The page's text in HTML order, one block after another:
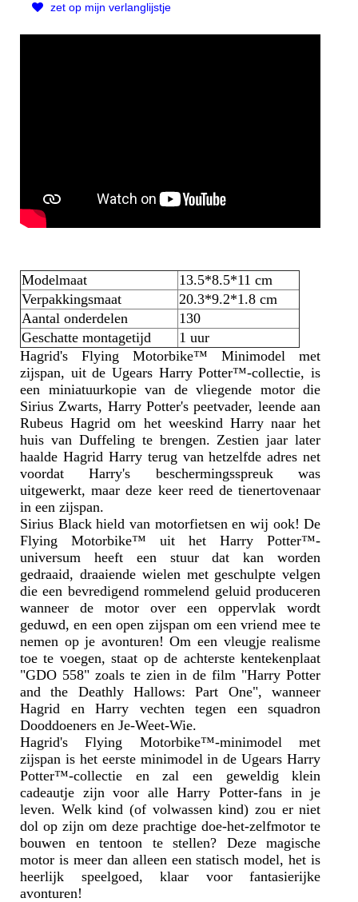
zet op mijn verlanglijstje
Modelmaat
13.5*8.5*11 cm
Verpakkingsmaat
20.3*9.2*1.8 cm
Aantal onderdelen
130
Geschatte montagetijd
1 uur
Hagrid's Flying Motorbike™ Minimodel met
zijspan, uit de Ugears Harry Potter™-collectie, is
een miniatuurkopie van de vliegende motor die
Sirius Zwarts, Harry Potter's peetvader, leende aan
Rubeus Hagrid om het weeskind Harry naar het
huis van Duffeling te brengen. Zestien jaar later
haalde Hagrid Harry terug van hetzelfde adres net
voordat Harry's beschermingsspreuk was
uitgewerkt, maar deze keer reed de tienertovenaar
in een zijspan.
Sirius Black hield van motorfietsen en wij ook! De
Flying Motorbike™ uit het Harry Potter™-
universum heeft een stuur dat kan worden
gedraaid, draaiende wielen met geschulpte velgen
die een bevredigend rommelend geluid produceren
wanneer de motor over een oppervlak wordt
geduwd, en een open zijspan om een vriend mee te
nemen op je avonturen! Om een vleugje realisme
toe te voegen, staat op de achterste kentekenplaat
"GDO 558" zoals te zien in de film "Harry Potter
and the Deathly Hallows: Part One", wanneer
Hagrid en Harry vechten tegen een squadron
Dooddoeners en Je-Weet-Wie.
Hagrid's Flying Motorbike™-minimodel met
zijspan is het eerste minimodel in de Ugears Harry
Potter™-collectie en zal een geweldig klein
cadeautje zijn voor alle Harry Potter-fans in je
leven. Welk kind (of volwassen kind) zou er niet
dol op zijn om deze prachtige doe-het-zelfmotor te
bouwen en tentoon te stellen? Deze magische
motor is meer dan alleen een statisch model, het is
heerlijk speelgoed, klaar voor fantasierijke
avonturen!